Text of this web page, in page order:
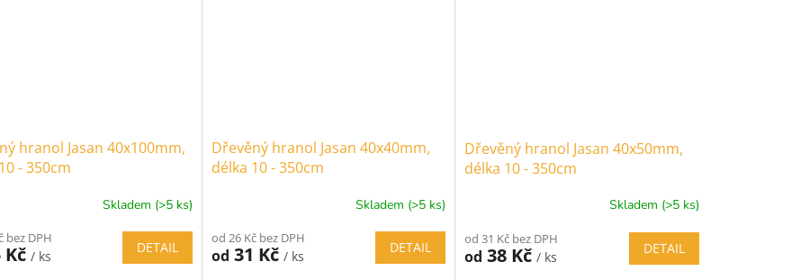
hranol Jasan 40x100mm,
- 350cm
Skladem (>5 ks)
bez DPH
Kč / ks
DETAIL
Dřevěný hranol Jasan 40x40mm,
délka 10 - 350cm
Skladem (>5 ks)
od 26 Kč bez DPH
od 31 Kč / ks
DETAIL
Dřevěný hranol Jasan 40x50mm,
délka 10 - 350cm
Skladem (>5 ks)
od 31 Kč bez DPH
od 38 Kč / ks
DETAIL